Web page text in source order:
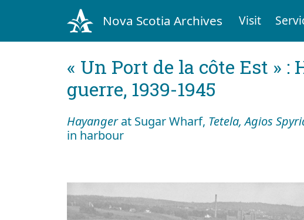
Nova Scotia Archives Visit
« Un Port de la côte Est »
guerre, 1939-1945
Hayangerat Sugar Wharf, Tetela, Agios
in harbour